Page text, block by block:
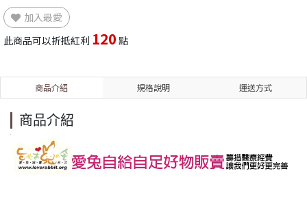
加入最愛
此商品可以折抵紅利 120 點
商品介紹 規格說明 運送方式
商品介紹